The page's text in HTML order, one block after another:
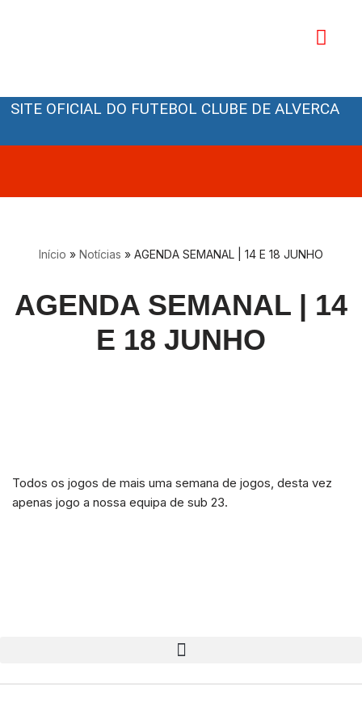
conteúdo
SITE OFICIAL DO FUTEBOL CLUBE DE ALVERCA
Início » Notícias » AGENDA SEMANAL | 14 E 18 JUNHO
AGENDA SEMANAL | 14
E 18 JUNHO
Todos os jogos de mais uma semana de jogos, desta vez
apenas jogo a nossa equipa de sub 23.